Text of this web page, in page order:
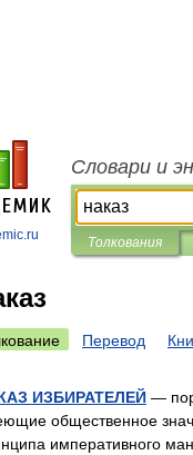
Словари и
Толкования
Перевод
ИЗБИРАТЕЛЕЙ —
общественное
императивного